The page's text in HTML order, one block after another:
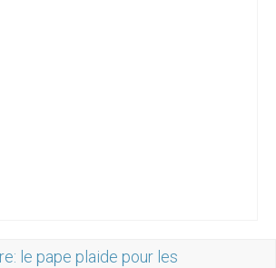
le pape plaide pour les